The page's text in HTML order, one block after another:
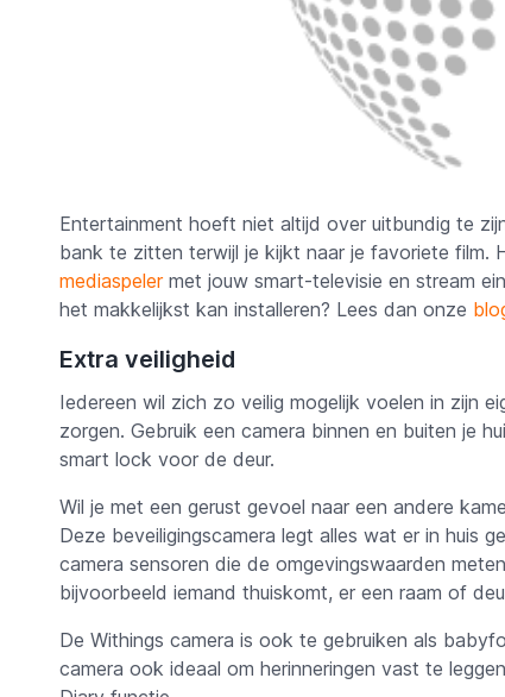
Entertainment hoeft niet altijd over uitbundig te
bank te zitten terwijl je kijkt naar je favoriete film.
mediaspelermet jouw smart-televisie en stream
het makkelijkst kan installeren? Lees dan onze
Extra veiligheid
Iedereen wil zich zo veilig mogelijk voelen in zijn
zorgen. Gebruik een camera binnen en buiten je
smart lock voor de deur.
Wil je met een gerust gevoel naar een andere
Deze beveiligingscamera legt alles wat er in huis
camera sensoren die de omgevingswaarden
bijvoorbeeld iemand thuiskomt, er een raam of
De Withings camera is ook te gebruiken als
camera ook ideaal om herinneringen vast te